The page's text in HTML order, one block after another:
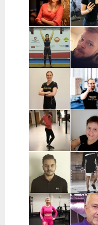
Pohjois-
Pohjanmaa
| Helsinki,
Ranska
Kaisa
Poikajärvi |
Espoo
Essi
| Tampere
Jutta Selin |
Pirkanmaa
Ville
Varsinais-
Suomi
Noora Karme |
Espoo ja
Helsinki
Laura Raisio |
Kärkölä,
Hollola, Lahti,
Lammi
Teija
|
Suomi,
Joni Vuopio |
Pääkaupunkiseutu
Luukas
Helsinki